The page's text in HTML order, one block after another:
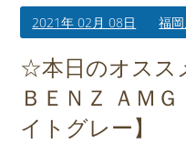
買取
2021年 02月 08日 福
☆本日のオスス
ＢＥＮＺ ＡＭ
イトグレー】